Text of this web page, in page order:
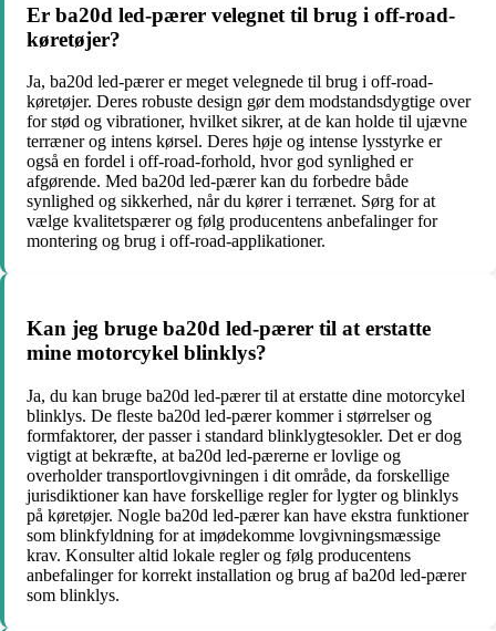
Er ba20d led-pærer velegnet til brug i off-road-
køretøjer?
Ja, ba20d led-pærer er meget velegnede til brug i off-road-
køretøjer. Deres robuste design gør dem modstandsdygtige over
for stød og vibrationer, hvilket sikrer, at de kan holde til ujævne
terræner og intens kørsel. Deres høje og intense lysstyrke er
også en fordel i off-road-forhold, hvor god synlighed er
afgørende. Med ba20d led-pærer kan du forbedre både
synlighed og sikkerhed, når du kører i terrænet. Sørg for at
vælge kvalitetspærer og følg producentens anbefalinger for
montering og brug i off-road-applikationer.
Kan jeg bruge ba20d led-pærer til at erstatte
mine motorcykel blinklys?
Ja, du kan bruge ba20d led-pærer til at erstatte dine motorcykel
blinklys. De fleste ba20d led-pærer kommer i størrelser og
formfaktorer, der passer i standard blinklygtesokler. Det er dog
vigtigt at bekræfte, at ba20d led-pærerne er lovlige og
overholder transportlovgivningen i dit område, da forskellige
jurisdiktioner kan have forskellige regler for lygter og blinklys
på køretøjer. Nogle ba20d led-pærer kan have ekstra funktioner
som blinkfyldning for at imødekomme lovgivningsmæssige
krav. Konsulter altid lokale regler og følg producentens
anbefalinger for korrekt installation og brug af ba20d led-pærer
som blinklys.